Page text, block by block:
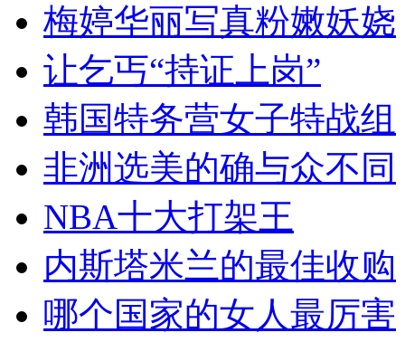
梅婷华丽写真粉嫩妖娆
让乞丐“持证上岗”
韩国特务营女子特战组
非洲选美的确与众不同
NBA十大打架王
内斯塔米兰的最佳收购
哪个国家的女人最厉害